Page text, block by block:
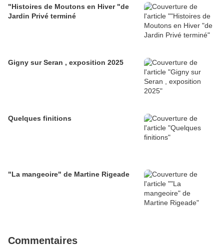
"Histoires de Moutons en Hiver "de
Jardin Privé terminé
Gigny sur Seran , exposition 2025
Quelques finitions
"La mangeoire" de Martine Rigeade
Commentaires